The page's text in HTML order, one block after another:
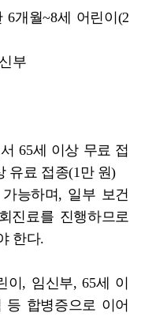
개월~8세 어린이(2
부
65세 이상 무료 접
유료 접종(1만 원)
능하며, 일부 보건
진료를 진행하므로
한다.
이, 임신부, 65세 이
합병증으로 이어